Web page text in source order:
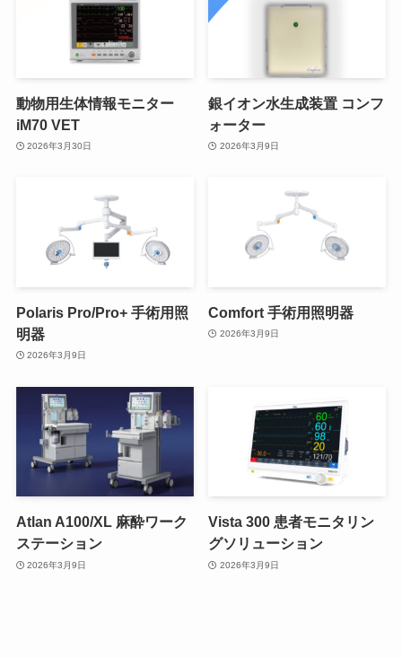
動物用生体情報モニター
iM70 VET
2026年3月30日
銀イオン水生成装置 コンフ
ォーター
2026年3月9日
Polaris Pro/Pro+ 手術用照
明器
2026年3月9日
Comfort 手術用照明器
2026年3月9日
Atlan A100/XL 麻酔ワーク
ステーション
2026年3月9日
Vista 300 患者モニタリン
グソリューション
2026年3月9日